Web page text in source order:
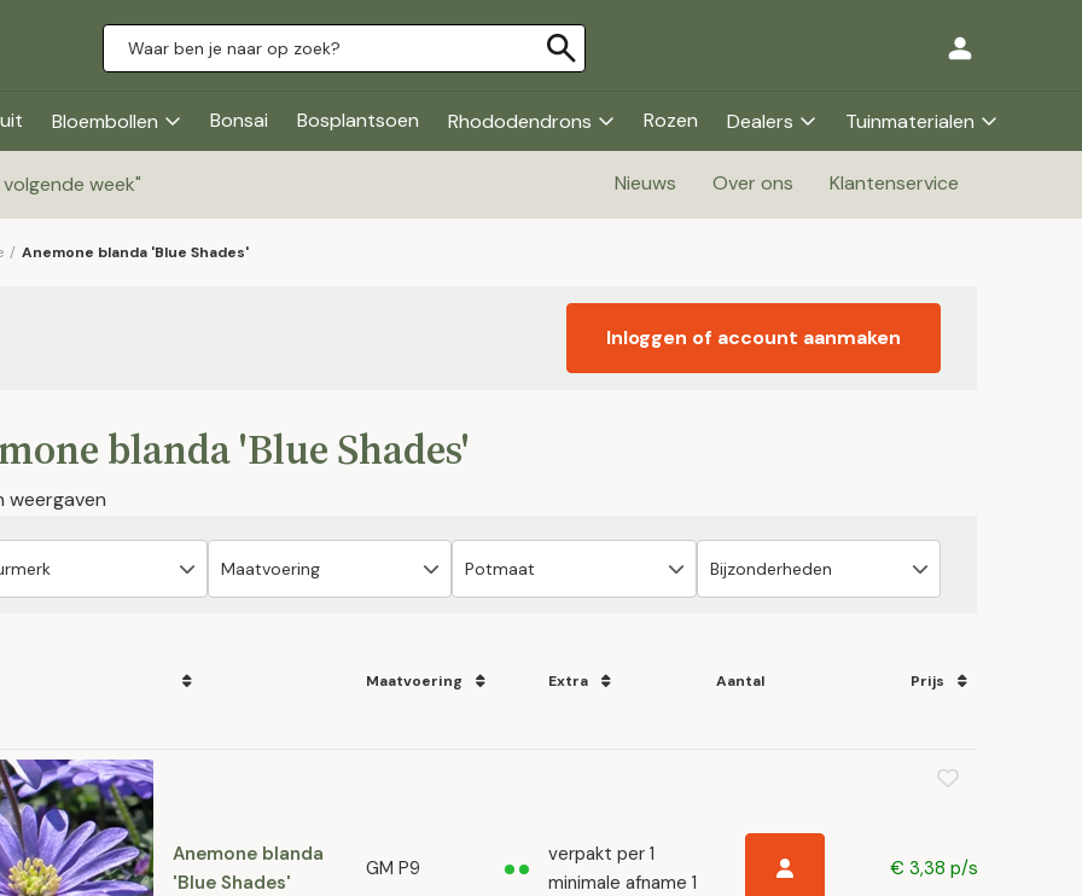
Bloembollen Bonsai Bosplantsoen Rhododendrons Rozen Dealers Tuinmaterialen
week" Nieuws Over ons Klantenservice
/ Anemone blanda 'Blue Shades'
Inloggen of account aanmaken
blanda 'Blue Shades'
weergaven
Maatvoering Extra Aantal Prijs
Anemone blanda
'Blue Shades'
GM P9
verpakt per 1
minimale afname 1
€ 3,38 p/s